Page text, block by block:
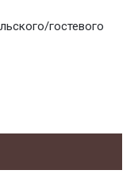
гостевого